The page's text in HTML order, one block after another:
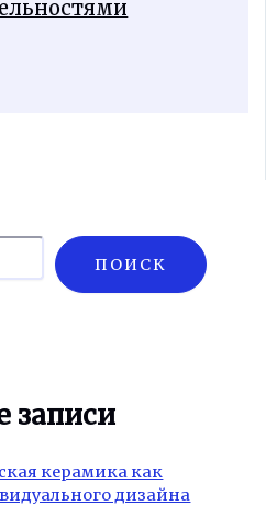
ПОИСК
записи
керамика как
дизайна